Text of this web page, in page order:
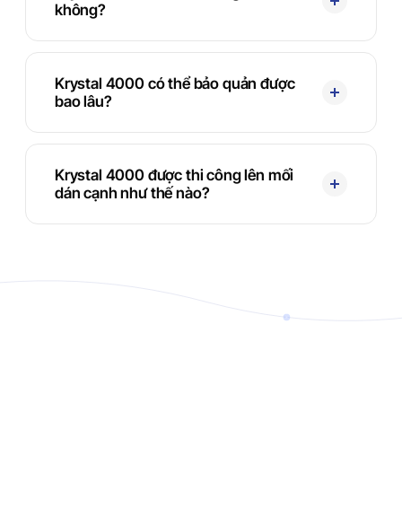
không?
Krystal 4000 có thể bảo quản được
bao lâu?
Krystal 4000 được thi công lên mối
dán cạnh như thế nào?